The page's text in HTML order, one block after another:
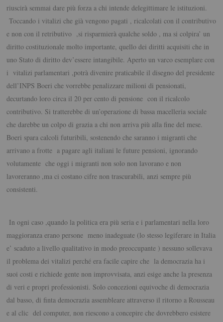
riuscirà semmai dare più forza a chi intende delegittimare le istituzioni.
Toccando i vitalizi che già vengono pagati , ricalcolati con il contributivo
e non con il retributivo ,si risparmierà qualche soldo , ma si colpira’ un
diritto costituzionale molto importante, quello dei diritti acquisiti che in
uno Stato di diritto dev’essere intangibile. Aperto un varco esemplare con
i vitalizi parlamentari ,potrà divenire praticabile il disegno del presidente
dell’INPS Boeri che vorrebbe penalizzare milioni di pensionati,
decurtando loro circa il 20 per cento di pensione con il ricalcolo
contributivo. Si tratterebbe di un’operazione di bassa macelleria sociale
che darebbe un colpo di grazia a chi non arriva più alla fine del mese.
Boeri spara calcoli futuribili, sostenendo che saranno i migranti che
arrivano a frotte a pagare agli italiani le future pensioni, ignorando
volutamente che oggi i migranti non solo non lavorano e non
lavoreranno ,ma ci costano cifre non trascurabili, anzi sempre più
consistenti.
In ogni caso ,quando la politica era più seria e i parlamentari nella loro
maggioranza erano persone meno inadeguate (lo stesso legiferare in Italia
e’ scaduto a livello qualitativo in modo preoccupante ) nessuno sollevava
il problema dei vitalizi perché era facile capire che la democrazia ha i
suoi costi e richiede gente non improvvisata, anzi esige anche la presenza
di veri e propri professionisti. Solo concezioni equivoche di democrazia
dal basso, di finta democrazia assembleare attraverso il ritorno a Rousseau
e al clic del computer, non riescono a concepire che dovrebbero esistere